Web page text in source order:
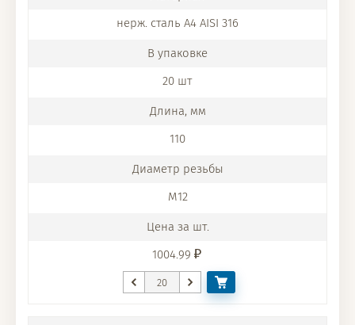
нерж. сталь A4 AISI 316
20 шт
110
M12
1004.99